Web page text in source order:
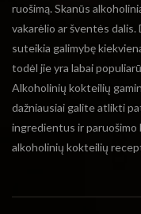
ruošimą. Skanūs
vakarėlio ar šventės
suteikia galimybę
todėl jie yra labai
Alkoholinių kokteilių
dažniausiai galite atlikti
ingredientus ir
alkoholinių kokteilių